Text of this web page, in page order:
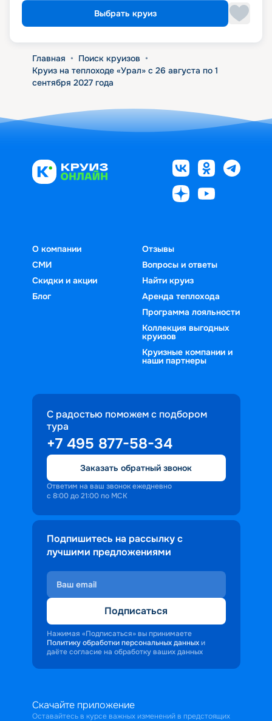
Выбрать круиз
Главная • Поиск круизов •
Круиз на теплоходе «Урал» с 26 августа по 1
сентября 2027 года
О компании
СМИ
Скидки и акции
Блог
Отзывы
Вопросы и ответы
Найти круиз
Аренда теплохода
Программа лояльности
Коллекция выгодных
круизов
Круизные компании и
наши партнеры
С радостью поможем с подбором
тура
+7 495 877-58-34
Заказать обратный звонок
Ответим на ваш звонок ежедневно
с 8:00 до 21:00 по МСК
Подпишитесь на рассылку с
лучшими предложениями
Подписаться
Нажимая «Подписаться» вы принимаете
Политику обработки персональных данных и
даёте согласие на обработку ваших данных
Скачайте приложение
Оставайтесь в курсе важных изменений в предстоящих